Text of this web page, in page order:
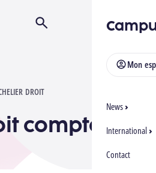
Mon
News
International
Contact
Ouvrir/Fermer la recherche
DROIT
comptable